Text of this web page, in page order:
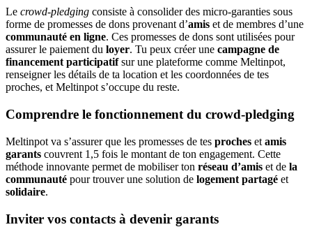
Le crowd-pledging consiste à consolider des micro-garanties sous
forme de promesses de dons provenant d’amis et de membres d’une
communauté en ligne. Ces promesses de dons sont utilisées pour
assurer le paiement du loyer. Tu peux créer une campagne de
financement participatifsur une plateforme comme Meltinpot,
renseigner les détails de ta location et les coordonnées de tes
proches, et Meltinpot s’occupe du reste.
Comprendre le fonctionnement du crowd-pledging
Meltinpot va s’assurer que les promesses de tes proches et amis
garants couvrent 1,5 fois le montant de ton engagement. Cette
méthode innovante permet de mobiliser ton réseau d’amis et de la
communauté pour trouver une solution de logement partagé et
solidaire.
Inviter vos contacts à devenir garants